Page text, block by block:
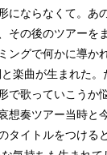
にならなくて。あ
その後のツアーを
ングで何かに導か
楽曲が生まれた
で歌っていこうか
想奏ツアー当時と
タイトルをつける